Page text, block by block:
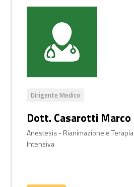
Dirigente Medico
Dott. Casarotti Marco
Anestesia - Rianimazione e Terapia
Intensiva